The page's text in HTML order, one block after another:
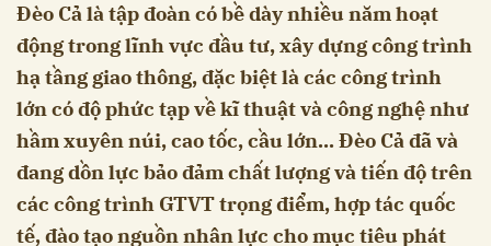
Đèo Cả là tập đoàn có bề dày nhiều năm hoạt
động trong lĩnh vực đầu tư, xây dựng công trình
hạ tầng giao thông, đặc biệt là các công trình
lớn có độ phức tạp về kĩ thuật và công nghệ như
hầm xuyên núi, cao tốc, cầu lớn... Đèo Cả đã và
đang dồn lực bảo đảm chất lượng và tiến độ trên
các công trình GTVT trọng điểm, hợp tác quốc
tế, đào tạo nguồn nhân lực cho mục tiêu phát